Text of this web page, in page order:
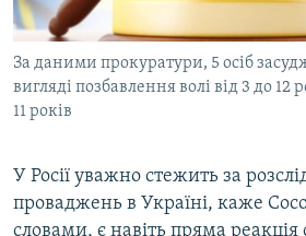
За даними прокуратури, 5 осіб
вигляді позбавлення волі від 3 до 12
11 років
У Росії уважно стежить за
проваджень в Україні, каже
словами, є навіть пряма реакція